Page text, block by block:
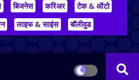
बिजनेस करिअर
टेक & ऑटो
लाइफ & साइंस बॉलीवुड